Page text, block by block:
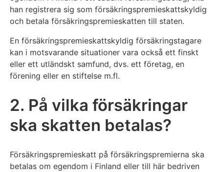
han registrera sig som försäkringspremieskattskyldig
och betala försäkringspremieskatten till staten.
En försäkringspremieskattskyldig försäkringstagare
kan i motsvarande situationer vara också ett finskt
eller ett utländskt samfund, dvs. ett företag, en
förening eller en stiftelse m.fl.
2. På vilka försäkringar
ska skatten betalas?
Försäkringspremieskatt på försäkringspremierna ska
betalas om egendom i Finland eller till här bedriven